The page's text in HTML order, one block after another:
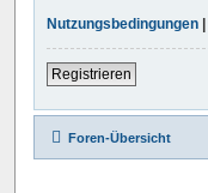
Nutzungsbedingungen |
Registrieren
Foren-Übersicht